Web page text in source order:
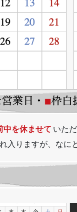
中を休ませて いた
入りますが、なに